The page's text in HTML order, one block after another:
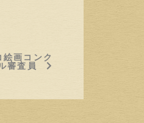
画コンク
審査員